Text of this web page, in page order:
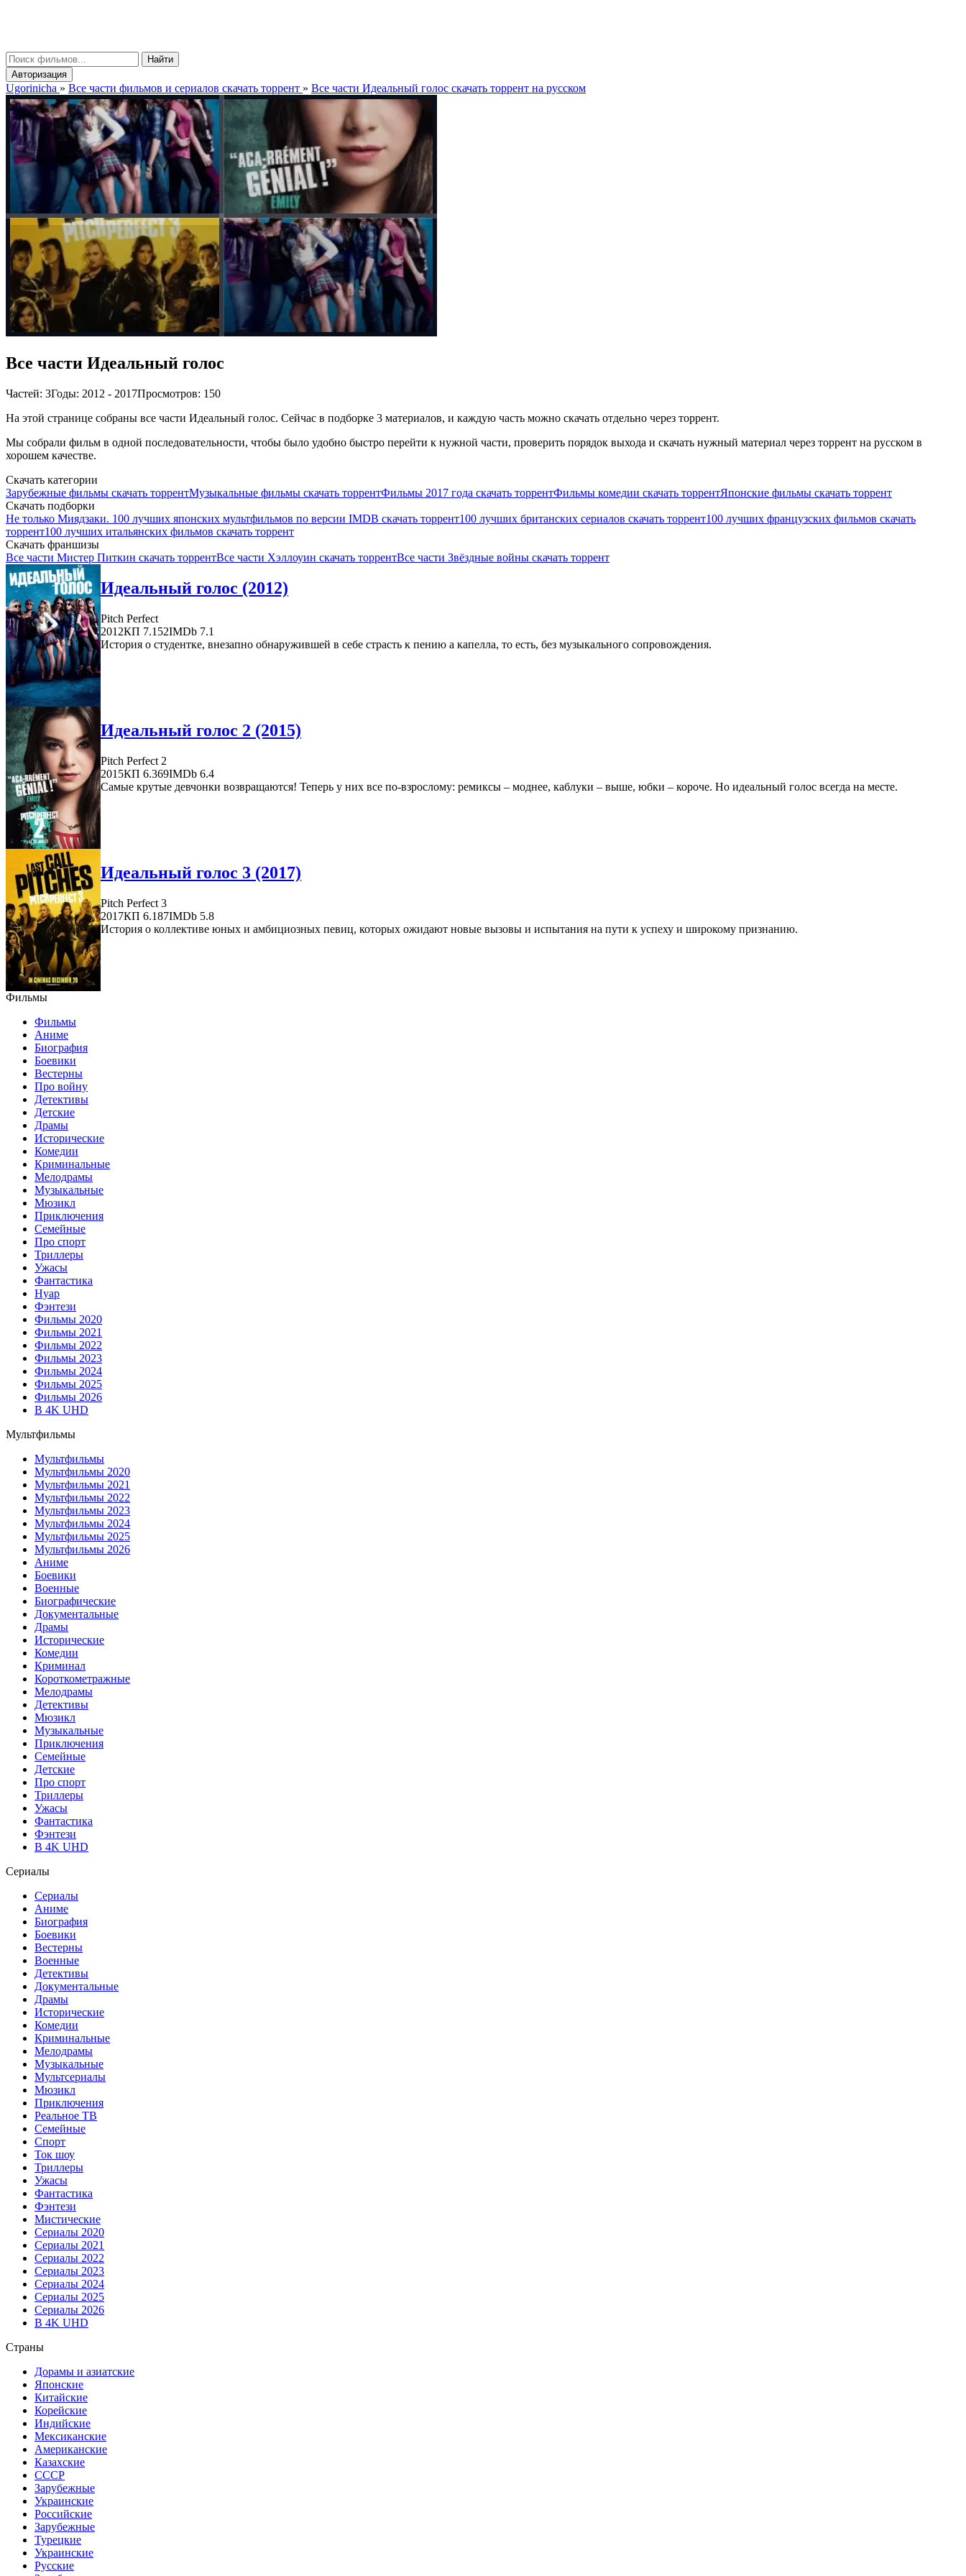
Найти
Авторизация
Ugorinicha » Все части фильмов и сериалов скачать торрент » Все части Идеальный голос скачать торрент на русском
Все части Идеальный голос
Частей: 3Годы: 2012 - 2017Просмотров: 150
На этой странице собраны все части Идеальный голос. Сейчас в подборке 3 материалов, и каждую часть можно скачать отдельно через торрент.
Мы собрали фильм в одной последовательности, чтобы было удобно быстро перейти к нужной части, проверить порядок выхода и скачать нужный материал через торрент на русском в
хорошем качестве.
Скачать категории
Зарубежные фильмы скачать торрентМузыкальные фильмы скачать торрентФильмы 2017 года скачать торрентФильмы комедии скачать торрентЯпонские фильмы скачать торрент
Скачать подборки
Не только Миядзаки. 100 лучших японских мультфильмов по версии IMDB скачать торрент100 лучших британских сериалов скачать торрент100 лучших французских фильмов скачать
торрент100 лучших итальянских фильмов скачать торрент
Скачать франшизы
Все части Мистер Питкин скачать торрентВсе части Хэллоуин скачать торрентВсе части Звёздные войны скачать торрент
Идеальный голос (2012)
Pitch Perfect
2012КП 7.152IMDb 7.1
История о студентке, внезапно обнаружившей в себе страсть к пению а капелла, то есть, без музыкального сопровождения.
Идеальный голос 2 (2015)
Pitch Perfect 2
2015КП 6.369IMDb 6.4
Самые крутые девчонки возвращаются! Теперь у них все по-взрослому: ремиксы – моднее, каблуки – выше, юбки – короче. Но идеальный голос всегда на месте.
Идеальный голос 3 (2017)
Pitch Perfect 3
2017КП 6.187IMDb 5.8
История о коллективе юных и амбициозных певиц, которых ожидают новые вызовы и испытания на пути к успеху и широкому признанию.
Фильмы
Фильмы
Аниме
Биография
Боевики
Вестерны
Про войну
Детективы
Детские
Драмы
Исторические
Комедии
Криминальные
Мелодрамы
Музыкальные
Мюзикл
Приключения
Семейные
Про спорт
Триллеры
Ужасы
Фантастика
Нуар
Фэнтези
Фильмы 2020
Фильмы 2021
Фильмы 2022
Фильмы 2023
Фильмы 2024
Фильмы 2025
Фильмы 2026
В 4K UHD
Мультфильмы
Мультфильмы
Мультфильмы 2020
Мультфильмы 2021
Мультфильмы 2022
Мультфильмы 2023
Мультфильмы 2024
Мультфильмы 2025
Мультфильмы 2026
Аниме
Боевики
Военные
Биографические
Документальные
Драмы
Исторические
Комедии
Криминал
Короткометражные
Мелодрамы
Детективы
Мюзикл
Музыкальные
Приключения
Семейные
Детские
Про спорт
Триллеры
Ужасы
Фантастика
Фэнтези
В 4K UHD
Сериалы
Сериалы
Аниме
Биография
Боевики
Вестерны
Военные
Детективы
Документальные
Драмы
Исторические
Комедии
Криминальные
Мелодрамы
Музыкальные
Мультсериалы
Мюзикл
Приключения
Реальное ТВ
Семейные
Спорт
Ток шоу
Триллеры
Ужасы
Фантастика
Фэнтези
Мистические
Сериалы 2020
Сериалы 2021
Сериалы 2022
Сериалы 2023
Сериалы 2024
Сериалы 2025
Сериалы 2026
В 4K UHD
Страны
Дорамы и азиатские
Японские
Китайские
Корейские
Индийские
Мексиканские
Американские
Казахские
СССР
Зарубежные
Украинские
Российские
Зарубежные
Турецкие
Украинские
Русские